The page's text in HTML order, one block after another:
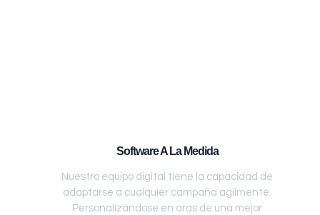
Software A La Medida
Nuestro equipo digital tiene la capacidad de
adaptarse a cualquier campaña ágilmente.
Personalizándose en aras de una mejor